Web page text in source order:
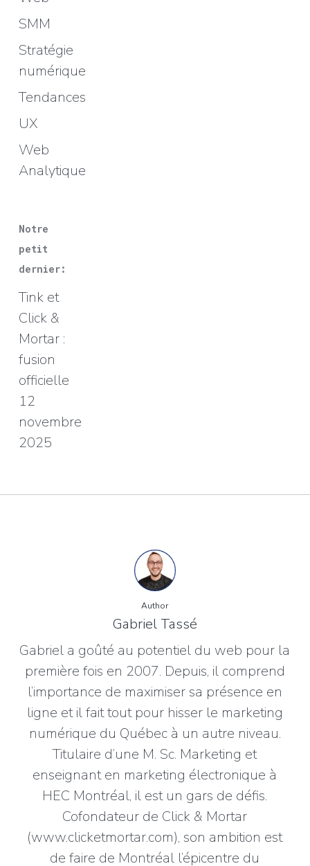
SMM
Stratégie
numérique
Tendances
UX
Web
Analytique
Notre
petit
dernier:
Tink et
Click &
Mortar :
fusion
officielle
12
novembre
2025
Author
Gabriel Tassé
Gabriel a goûté au potentiel du web pour la
première fois en 2007. Depuis, il comprend
l’importance de maximiser sa présence en
ligne et il fait tout pour hisser le marketing
numérique du Québec à un autre niveau.
Titulaire d’une M. Sc. Marketing et
enseignant en marketing électronique à
HEC Montréal, il est un gars de défis.
Cofondateur de Click & Mortar
(www.clicketmortar.com), son ambition est
de faire de Montréal l’épicentre du